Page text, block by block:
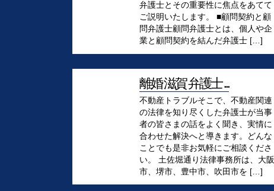
弁護士とその重要性に焦点をあてて
ご説明いたします。 ■顧問契約と顧
問弁護士顧問弁護士とは、個人や企
業と顧問契約を結んだ弁護士 […]
離婚 滋賀 弁護士 ...
不動産トラブルそこで、不動産関連
の法律を知り尽くした弁護士が当事
者の皆さまの話をよく聞き、実情に
合わせた解決へと導きます。どんな
ことでも是非お気軽にご相談くださ
い。 土佐堀通り法律事務所は、大阪
市、堺市、豊中市、吹田市を […]